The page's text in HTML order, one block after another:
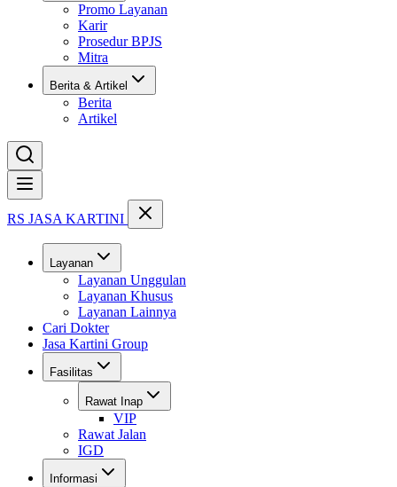
Promo Layanan
Karir
Prosedur BPJS
Mitra
Berita & Artikel
Berita
Artikel
Buka menu
RS JASA KARTINI
Layanan
Layanan Unggulan
Layanan Khusus
Layanan Lainnya
Cari Dokter
Jasa Kartini Group
Fasilitas
Rawat Inap
VIP
Rawat Jalan
IGD
Informasi